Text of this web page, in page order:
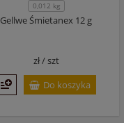
0,012 kg
Gellwe Śmietanex 12 g
zł /szt
Do koszyka